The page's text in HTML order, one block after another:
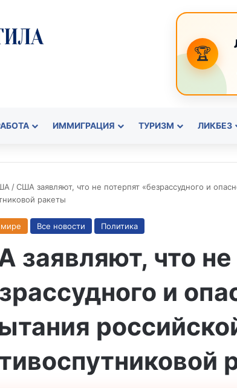
🏆
ИММИГРАЦИЯ ТУРИЗМ ЛИКБЕЗ
/США заявляют, что не потерпят «безрассудного и
ракеты
Все новости Политика
заявляют, что не
и